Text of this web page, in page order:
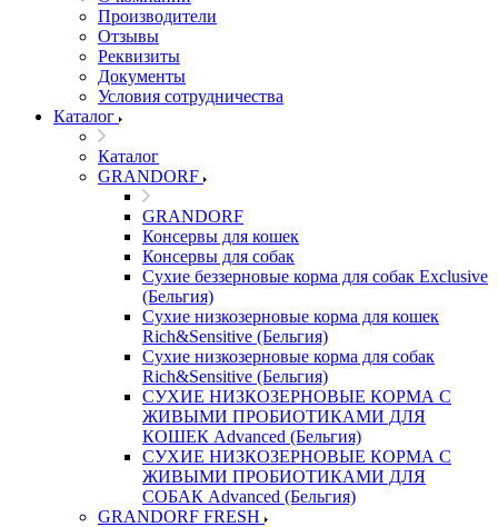
Производители
Отзывы
Реквизиты
Документы
Условия сотрудничества
Каталог
Каталог
GRANDORF
GRANDORF
Консервы для кошек
Консервы для собак
Сухие беззерновые корма для собак Exclusive
(Бельгия)
Сухие низкозерновые корма для кошек
Rich&Sensitive (Бельгия)
Сухие низкозерновые корма для собак
Rich&Sensitive (Бельгия)
СУХИЕ НИЗКОЗЕРНОВЫЕ КОРМА С
ЖИВЫМИ ПРОБИОТИКАМИ ДЛЯ
КОШЕК Advanced (Бельгия)
СУХИЕ НИЗКОЗЕРНОВЫЕ КОРМА С
ЖИВЫМИ ПРОБИОТИКАМИ ДЛЯ
СОБАК Advanced (Бельгия)
GRANDORF FRESH